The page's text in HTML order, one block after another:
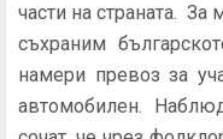
части на страната. За
съхраним
намери превоз за
автомобилен.